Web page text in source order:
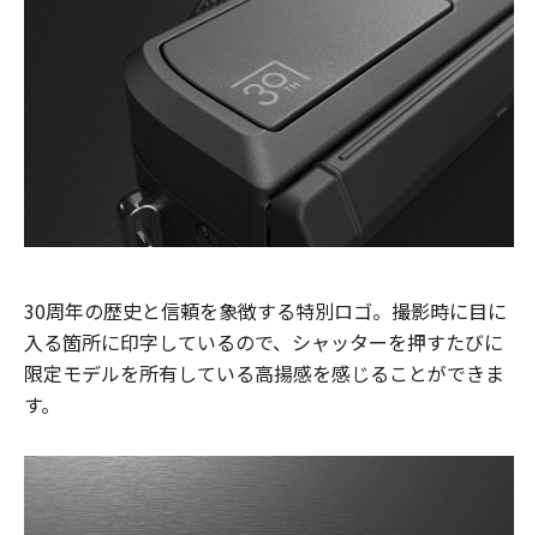
30周年の歴史と信頼を象徴する特別ロゴ。撮影時に目に
入る箇所に印字しているので、シャッターを押すたびに
限定モデルを所有している高揚感を感じることができま
す。